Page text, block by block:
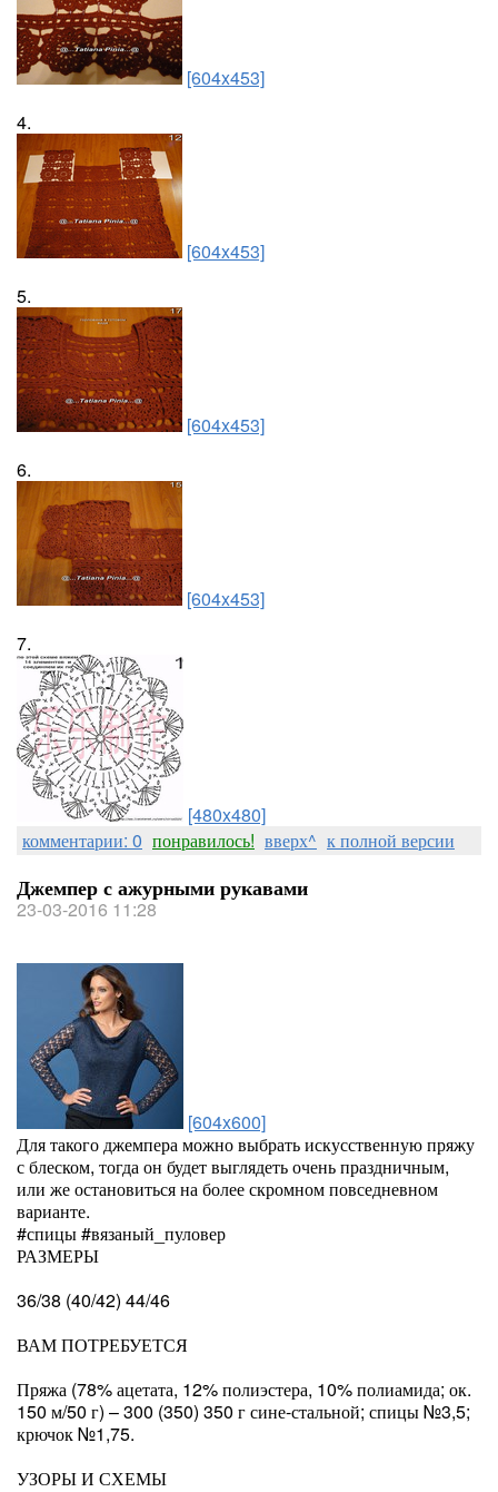
[604x453]
4.
[604x453]
5.
[604x453]
6.
[604x453]
7.
[480x480]
комментарии: 0 понравилось! вверх^ к полной версии
Джемпер с ажурными рукавами
23-03-2016 11:28
[604x600]
Для такого джемпера можно выбрать искусственную пряжу
с блеском, тогда он будет выглядеть очень праздничным,
или же остановиться на более скромном повседневном
варианте.
#спицы #вязаный_пуловер
РАЗМЕРЫ
36/38 (40/42) 44/46
ВАМ ПОТРЕБУЕТСЯ
Пряжа (78% ацетата, 12% полиэстера, 10% полиамида; ок.
150 м/50 г) – 300 (350) 350 г сине-стальной; спицы №3,5;
крючок №1,75.
УЗОРЫ И СХЕМЫ